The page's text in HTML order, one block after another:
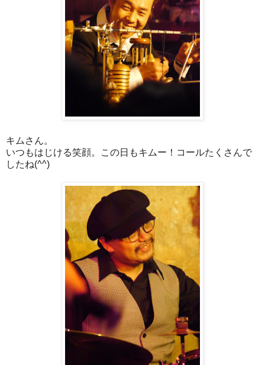
キムさん。
いつもはじける笑顔。この日もキムー！コールたくさんで
したね(^^)